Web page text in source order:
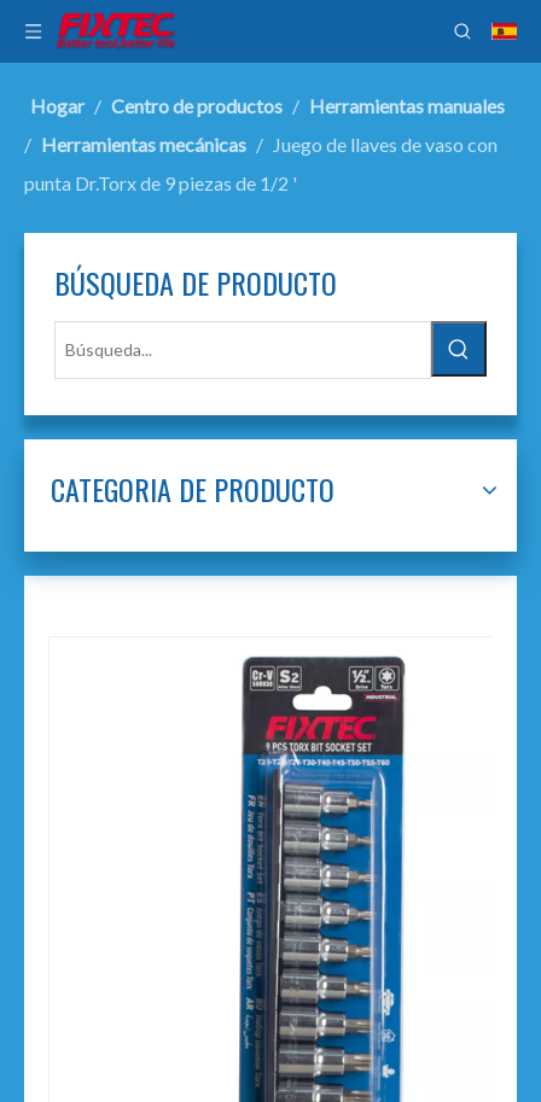
Hogar / Centro de productos / Herramientas manuales
/ Herramientas mecánicas / Juego de llaves de vaso con
punta Dr.Torx de 9 piezas de 1/2 '
BÚSQUEDA DE PRODUCTO
CATEGORIA DE PRODUCTO